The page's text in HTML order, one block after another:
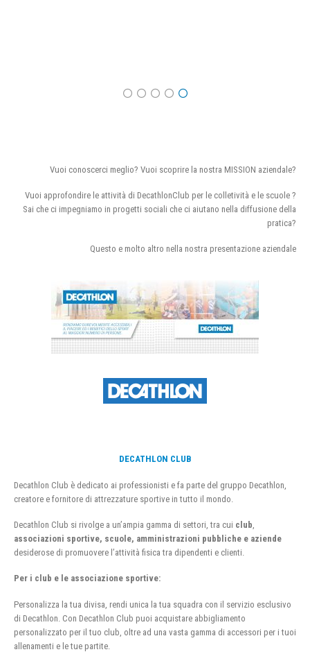
Vuoi conoscerci meglio? Vuoi scoprire la nostra MISSION aziendale?
Vuoi approfondire le attività di DecathlonClub per le colletività e le scuole ?
Sai che ci impegniamo in progetti sociali che ci aiutano nella diffusione della
pratica?
Questo e molto altro nella nostra presentazione aziendale
DECATHLON CLUB
Decathlon Club è dedicato ai professionisti e fa parte del gruppo Decathlon,
creatore e fornitore di attrezzature sportive in tutto il mondo.
Decathlon Club si rivolge a un’ampia gamma di settori, tra cui club
associazioni sportive, scuole, amministrazioni pubbliche e aziende
desiderose di promuovere l’attività fisica tra dipendenti e clienti.
Per i club e le associazione sportive:
Personalizza la tua divisa, rendi unica la tua squadra con il servizio esclusivo
di Decathlon. Con Decathlon Club puoi acquistare abbigliamento
personalizzato per il tuo club, oltre ad una vasta gamma di accessori per i tuoi
allenamenti e le tue partite.